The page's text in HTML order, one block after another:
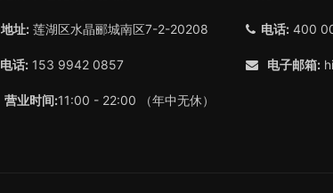
地址: 莲湖区水晶郦城南区7-2-20208
电话: 153 9942 0857
营业时间:11:00 - 22:00 （年中无休）
电话:400
电子邮箱: